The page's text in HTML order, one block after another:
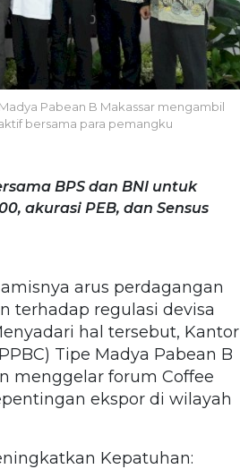
Pabean B Makassar mengambil
bersama para pemangku
BPS dan BNI untuk
akurasi PEB, dan Sensus
arus perdagangan
terhadap regulasi devisa
hal tersebut, Kantor
Tipe Madya Pabean B
menggelar forum Coffee
ekspor di wilayah
Kepatuhan: